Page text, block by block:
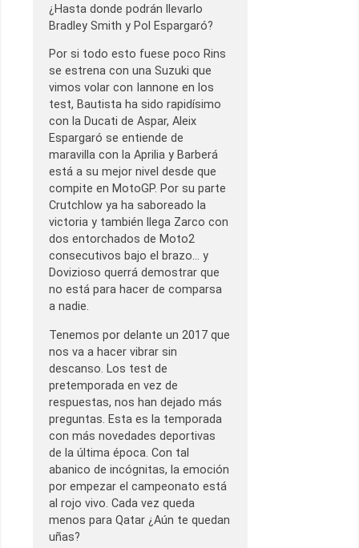
¿Hasta donde podrán llevarlo
Bradley Smith y Pol Espargaró?
Por si todo esto fuese poco Rins
se estrena con una Suzuki que
vimos volar con Iannone en los
test, Bautista ha sido rapidísimo
con la Ducati de Aspar, Aleix
Espargaró se entiende de
maravilla con la Aprilia y Barberá
está a su mejor nivel desde que
compite en MotoGP. Por su parte
Crutchlow ya ha saboreado la
victoria y también llega Zarco con
dos entorchados de Moto2
consecutivos bajo el brazo… y
Dovizioso querrá demostrar que
no está para hacer de comparsa
a nadie.
Tenemos por delante un 2017 que
nos va a hacer vibrar sin
descanso. Los test de
pretemporada en vez de
respuestas, nos han dejado más
preguntas. Esta es la temporada
con más novedades deportivas
de la última época. Con tal
abanico de incógnitas, la emoción
por empezar el campeonato está
al rojo vivo. Cada vez queda
menos para Qatar ¿Aún te quedan
uñas?